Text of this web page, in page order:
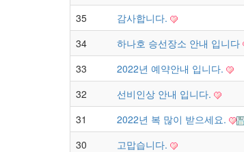
35
감사합니다.
34
하나호 승선장소 안내 입니다
33
2022년 예약안내 입니다.
32
선비인상 안내 입니다.
31
2022년 복 많이 받으세요.
30
고맙습니다.